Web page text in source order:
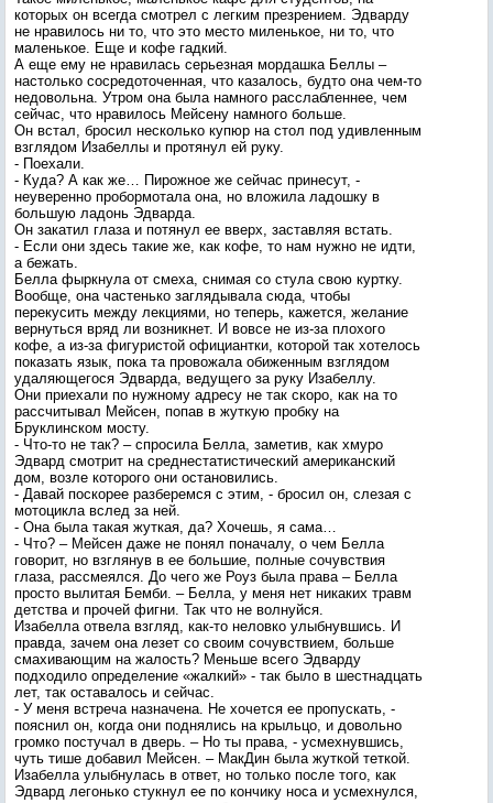
которых он всегда смотрел с легким презрением. Эдварду
не нравилось ни то, что это место миленькое, ни то, что
маленькое. Еще и кофе гадкий.
А еще ему не нравилась серьезная мордашка Беллы –
настолько сосредоточенная, что казалось, будто она чем-то
недовольна. Утром она была намного расслабленнее, чем
сейчас, что нравилось Мейсену намного больше.
Он встал, бросил несколько купюр на стол под удивленным
взглядом Изабеллы и протянул ей руку.
- Поехали.
- Куда? А как же… Пирожное же сейчас принесут, -
неуверенно пробормотала она, но вложила ладошку в
большую ладонь Эдварда.
Он закатил глаза и потянул ее вверх, заставляя встать.
- Если они здесь такие же, как кофе, то нам нужно не идти,
а бежать.
Белла фыркнула от смеха, снимая со стула свою куртку.
Вообще, она частенько заглядывала сюда, чтобы
перекусить между лекциями, но теперь, кажется, желание
вернуться вряд ли возникнет. И вовсе не из-за плохого
кофе, а из-за фигуристой официантки, которой так хотелось
показать язык, пока та провожала обиженным взглядом
удаляющегося Эдварда, ведущего за руку Изабеллу.
Они приехали по нужному адресу не так скоро, как на то
рассчитывал Мейсен, попав в жуткую пробку на
Бруклинском мосту.
- Что-то не так? – спросила Белла, заметив, как хмуро
Эдвард смотрит на среднестатистический американский
дом, возле которого они остановились.
- Давай поскорее разберемся с этим, - бросил он, слезая с
мотоцикла вслед за ней.
- Она была такая жуткая, да? Хочешь, я сама…
- Что? – Мейсен даже не понял поначалу, о чем Белла
говорит, но взглянув в ее большие, полные сочувствия
глаза, рассмеялся. До чего же Роуз была права – Белла
просто вылитая Бемби. – Белла, у меня нет никаких травм
детства и прочей фигни. Так что не волнуйся.
Изабелла отвела взгляд, как-то неловко улыбнувшись. И
правда, зачем она лезет со своим сочувствием, больше
смахивающим на жалость? Меньше всего Эдварду
подходило определение «жалкий» - так было в шестнадцать
лет, так оставалось и сейчас.
- У меня встреча назначена. Не хочется ее пропускать, -
пояснил он, когда они поднялись на крыльцо, и довольно
громко постучал в дверь. – Но ты права, - усмехнувшись,
чуть тише добавил Мейсен. – МакДин была жуткой теткой.
Изабелла улыбнулась в ответ, но только после того, как
Эдвард легонько стукнул ее по кончику носа и усмехнулся,